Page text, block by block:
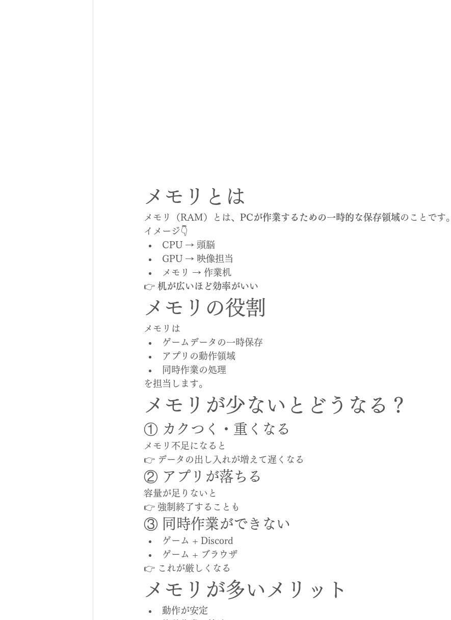
メモリとは
メモリ（RAM）とは、 PCが作業するための一時的な保存領域のことです。
イメージ👇
CPU → 頭脳
GPU → 映像担当
メモリ → 作業机
👉 机が広いほど効率がいい
メモリの役割
メモリは
ゲームデータの一時保存
アプリの動作領域
同時作業の処理
を担当します。
メモリが少ないとどうなる？
① カクつく・重くなる
メモリ不足になると
👉 データの出し入れが増えて遅くなる
② アプリが落ちる
容量が足りないと
👉 強制終了することも
③ 同時作業ができない
ゲーム + Discord
ゲーム + ブラウザ
👉 これが厳しくなる
メモリが多いメリット
動作が安定